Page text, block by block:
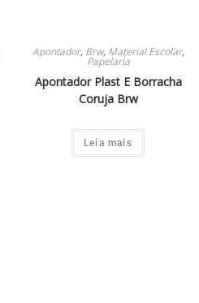
Apontador, Brw, Material Escolar,
Papelaria
Apontador Plast E Borracha
Coruja Brw
Leia mais